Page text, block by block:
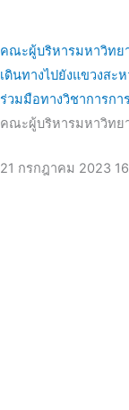
คณะผู้บริหารมหาวิทย
เดินทางไปยังแขวงสะ
ร่วมมือทางวิชาการกา
คณะผู้บริหารมหาวิทย
21 กรกฎาคม 2023